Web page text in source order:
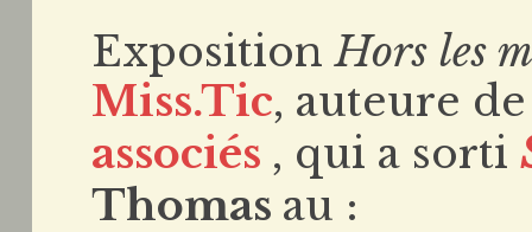
ExpositionHors les
Miss.Tic, auteure
associés , qui a sorti
Thomas au :